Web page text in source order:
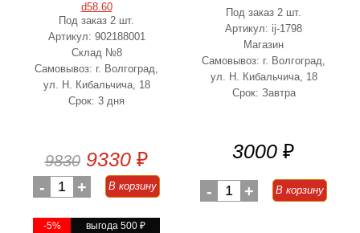
d58.60
Под заказ 2 шт.
Артикул: 902188001
Склад №8
Самовывоз: г. Волгоград,
ул. Н. Кибальчича, 18
Срок: 3 дня
9830 9330 ₽
- 1 + В корзину
-5% выгода 500 ₽
Под заказ 2 шт.
Артикул: ij-1798
Магазин
Самовывоз: г. Волгоград,
ул. Н. Кибальчича, 18
Срок: Завтра
3000 ₽
- 1 + В корзину